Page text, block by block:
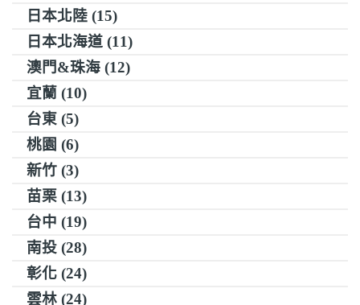
日本北陸 (15)
日本北海道 (11)
澳門&珠海 (12)
宜蘭 (10)
台東 (5)
桃園 (6)
新竹 (3)
苗栗 (13)
台中 (19)
南投 (28)
彰化 (24)
雲林 (24)